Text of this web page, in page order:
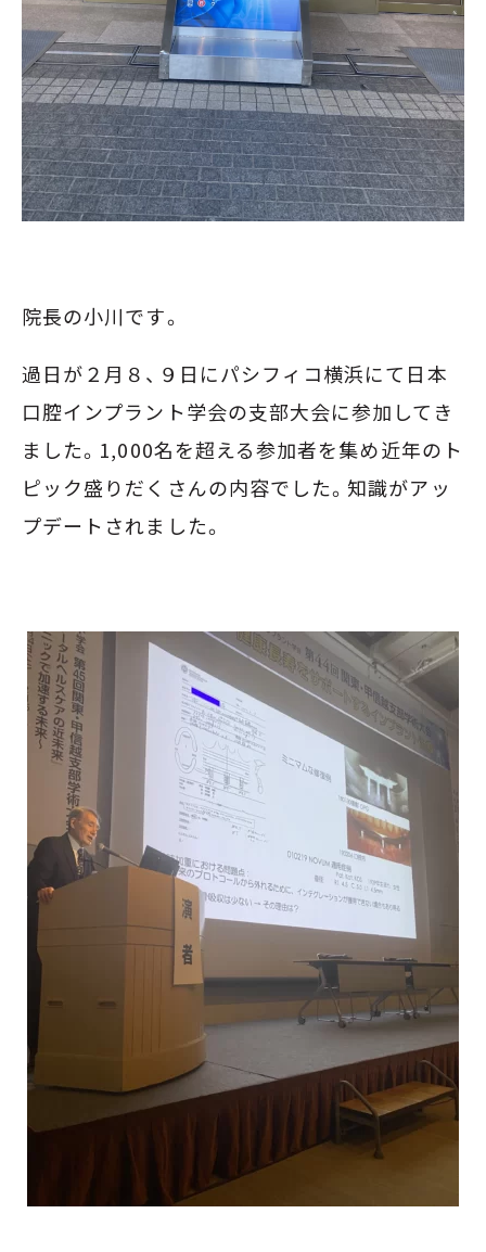
院長の小川です。
過日が２月８、９日にパシフィコ横浜にて日本
口腔インプラント学会の支部大会に参加してき
ました。1,000名を超える参加者を集め近年のト
ピック盛りだくさんの内容でした。知識がアッ
プデートされました。